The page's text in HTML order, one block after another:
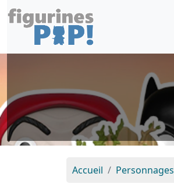
Accueil Personnages